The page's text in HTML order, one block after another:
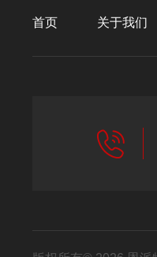
首页 关于我们